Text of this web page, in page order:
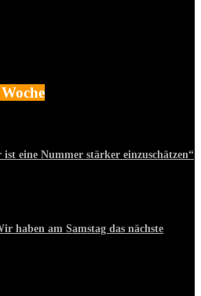
ist eine Nummer stärker einzuschätzen“
haben am Samstag das nächste